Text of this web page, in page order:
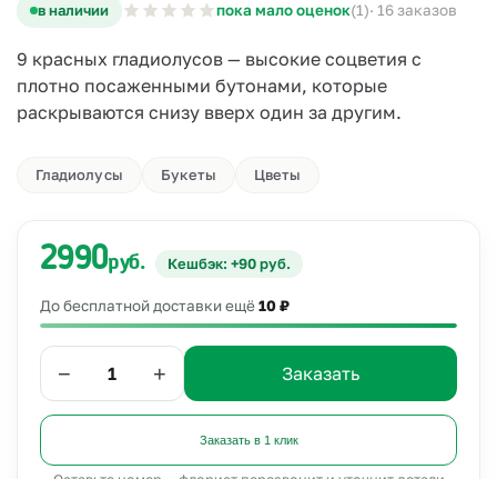
в наличии пока мало оценок(1)· 16 заказов
9 красных гладиолусов — высокие соцветия с
плотно посаженными бутонами, которые
раскрываются снизу вверх один за другим.
Гладиолусы Букеты Цветы
2990руб. Кешбэк: +90 руб.
До бесплатной доставки ещё10 ₽
− + Заказать
Заказать в 1 клик